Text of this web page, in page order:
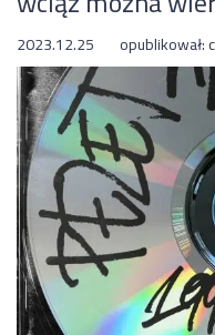
2023.12.25 opublikował: